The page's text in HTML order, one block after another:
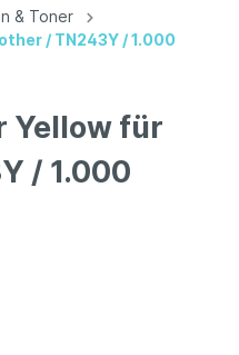
& Toner
/ TN243Y / 1.000
Yellow für
/ 1.000